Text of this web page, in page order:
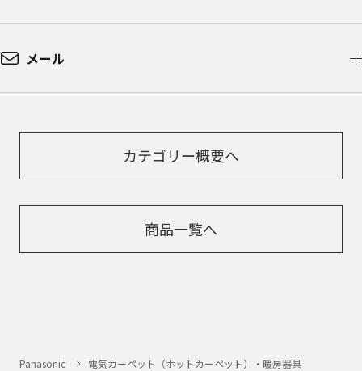
メール
カテゴリー概要へ
商品一覧へ
Panasonic
電気カーペット（ホットカーペット）・暖房器具